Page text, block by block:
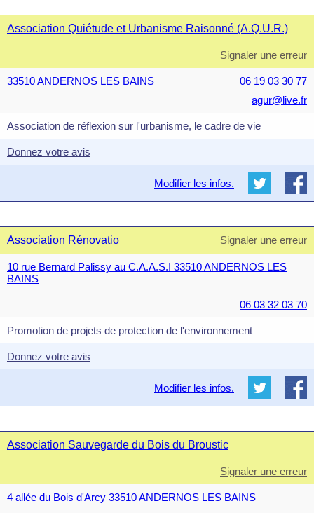
Association Quiétude et Urbanisme Raisonné (A.Q.U.R.)
Signaler une erreur
33510 ANDERNOS LES BAINS
06 19 03 30 77
agur@live.fr
Association de réflexion sur l'urbanisme, le cadre de vie
Donnez votre avis
Modifier les infos.
Association Rénovatio Signaler une erreur
10 rue Bernard Palissy au C.A.A.S.I 33510 ANDERNOS LES
BAINS
06 03 32 03 70
Promotion de projets de protection de l'environnement
Donnez votre avis
Modifier les infos.
Association Sauvegarde du Bois du Broustic
Signaler une erreur
4 allée du Bois d'Arcy 33510 ANDERNOS LES BAINS